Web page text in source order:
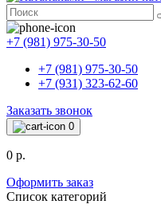
+7 (981) 975-30-50
+7 (981) 975-30-50
+7 (931) 323-62-60
Заказать звонок
0
0 р.
Оформить заказ
Список категорий